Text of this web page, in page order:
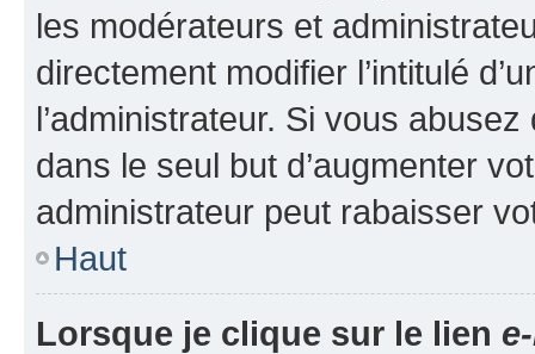
les modérateurs et
directement modifier l’intitulé
l’administrateur. Si vous
dans le seul but d’augmenter
administrateur peut rabaisser
Haut
Lorsque je clique sur le lien